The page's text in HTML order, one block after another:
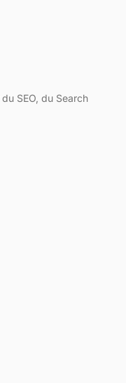
SEO, du Search